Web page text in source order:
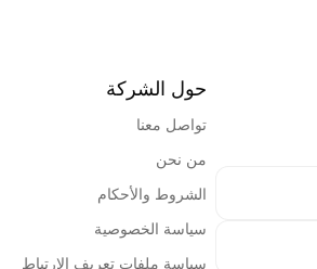
حول الشركة
تواصل معنا
من نحن
الشروط والأحكام
سياسة الخصوصية
سياسة ملفات تعريف الإرتباط